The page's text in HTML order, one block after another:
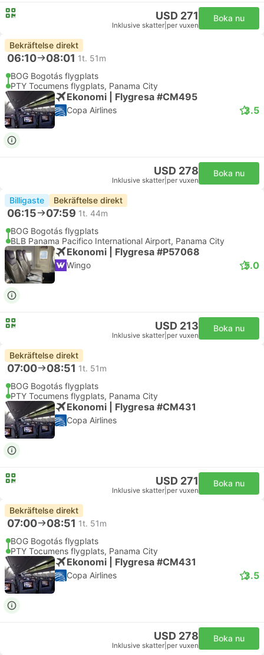
USD 271
Inklusive skatter per vuxen
Boka nu
Bekräftelse direkt
06:10 08:01 1t. 51m
BOG Bogotás flygplats
PTY Tocumens flygplats, Panama City
Ekonomi | Flygresa #CM495
Copa Airlines 3.5
USD 278
Inklusive skatter per vuxen
Boka nu
Billigaste Bekräftelse direkt
06:15 07:59 1t. 44m
BOG Bogotás flygplats
BLB Panama Pacifico International Airport, Panama City
Ekonomi | Flygresa #P57068
Wingo 5.0
USD 213
Inklusive skatter per vuxen
Boka nu
Bekräftelse direkt
07:00 08:51 1t. 51m
BOG Bogotás flygplats
PTY Tocumens flygplats, Panama City
Ekonomi | Flygresa #CM431
Copa Airlines
USD 271
Inklusive skatter per vuxen
Boka nu
Bekräftelse direkt
07:00 08:51 1t. 51m
BOG Bogotás flygplats
PTY Tocumens flygplats, Panama City
Ekonomi | Flygresa #CM431
Copa Airlines 3.5
USD 278
Inklusive skatter per vuxen
Boka nu